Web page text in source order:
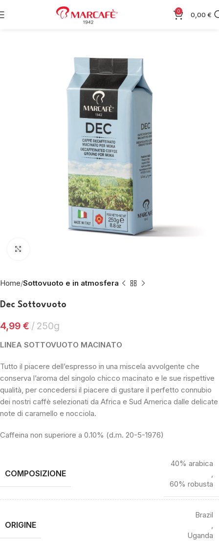
0 0,00 €
Home Sottovuoto e in atmosfera
Dec Sottovuoto
4,99 € 250g
LINEA SOTTOVUOTO MACINATO
Tutto il piacere dell’espresso in una miscela avvolgente che
conserva l’aroma del singolo chicco macinato e le sue rispettive
qualità, per concedersi il piacere di gustare il perfetto connubio
dei nostri caffè selezionati da Africa e Sud America dalle delicate
note di caramello e nocciola.
Caffeina non superiore a 0.10% (d.m. 20-5-1976)
COMPOSIZIONE
40% arabica
,
60% robusta
ORIGINE
Brazil
,
Uganda